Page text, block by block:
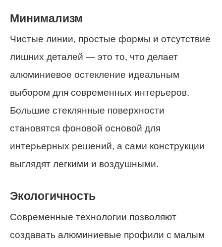
Минимализм
Чистые линии, простые формы и отсутствие
лишних деталей — это то, что делает
алюминиевое остекление идеальным
выбором для современных интерьеров.
Большие стеклянные поверхности
становятся фоновой основой для
интерьерных решений, а сами конструкции
выглядят легкими и воздушными.
Экологичность
Современные технологии позволяют
создавать алюминиевые профили с малым